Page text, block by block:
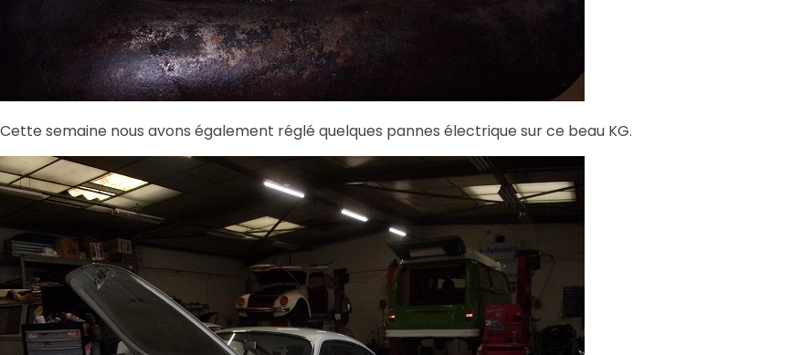
Cette semaine nous avons également réglé quelques pannes électrique sur ce beau KG.